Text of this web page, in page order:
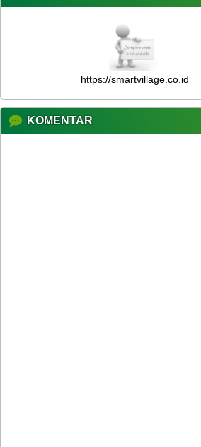
https://smartvillage.co.id
KOMENTAR